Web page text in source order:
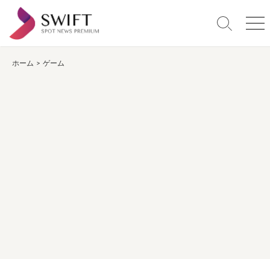
テ
検
メ
ホーム > ゲーム